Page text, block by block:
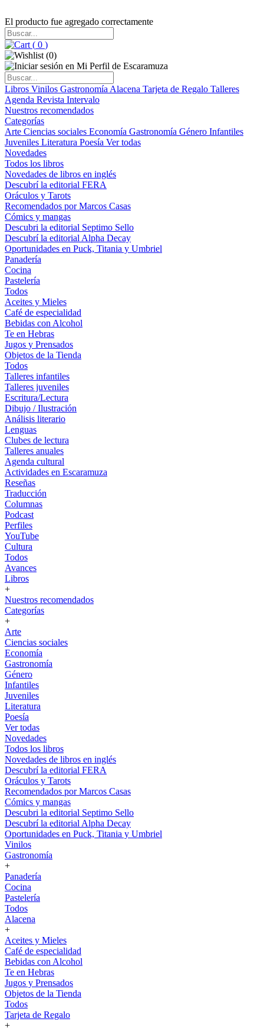
El producto fue agregado correctamente
( 0 )
(0)
Libros Vinilos Gastronomía Alacena Tarjeta de Regalo Talleres
Agenda Revista Intervalo
Nuestros recomendados
Categorías
Arte Ciencias sociales Economía Gastronomía Género Infantiles
Juveniles Literatura Poesía Ver todas
Novedades
Todos los libros
Novedades de libros en inglés
Descubrí la editorial FERA
Oráculos y Tarots
Recomendados por Marcos Casas
Cómics y mangas
Descubri la editorial Septimo Sello
Descubrí la editorial Alpha Decay
Oportunidades en Puck, Titania y Umbriel
Panadería
Cocina
Pastelería
Todos
Aceites y Mieles
Café de especialidad
Bebidas con Alcohol
Te en Hebras
Jugos y Prensados
Objetos de la Tienda
Todos
Talleres infantiles
Talleres juveniles
Escritura/Lectura
Dibujo / Ilustración
Análisis literario
Lenguas
Clubes de lectura
Talleres anuales
Agenda cultural
Actividades en Escaramuza
Reseñas
Traducción
Columnas
Podcast
Perfiles
YouTube
Cultura
Todos
Avances
Libros
+
Nuestros recomendados
Categorías
+
Arte
Ciencias sociales
Economía
Gastronomía
Género
Infantiles
Juveniles
Literatura
Poesía
Ver todas
Novedades
Todos los libros
Novedades de libros en inglés
Descubrí la editorial FERA
Oráculos y Tarots
Recomendados por Marcos Casas
Cómics y mangas
Descubri la editorial Septimo Sello
Descubrí la editorial Alpha Decay
Oportunidades en Puck, Titania y Umbriel
Vinilos
Gastronomía
+
Panadería
Cocina
Pastelería
Todos
Alacena
+
Aceites y Mieles
Café de especialidad
Bebidas con Alcohol
Te en Hebras
Jugos y Prensados
Objetos de la Tienda
Todos
Tarjeta de Regalo
+